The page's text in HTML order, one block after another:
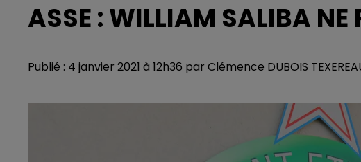
ASSE : WILLIAM SALIBA NE
Publié : 4 janvier 2021 à 12h36 par Clémence DUBOIS